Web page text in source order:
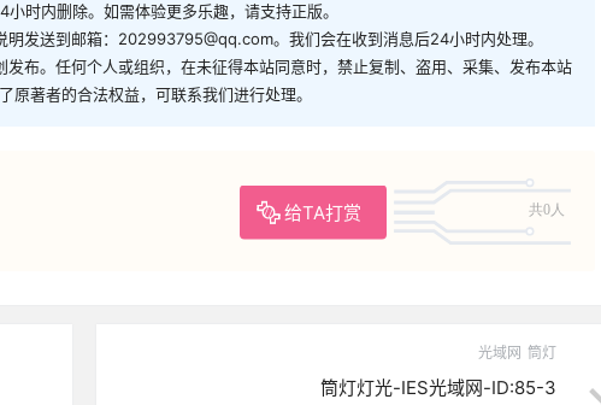
时内删除。如需体验更多乐趣，请支持正版。
发送到邮箱：202993795@qq.com。我们会在收到消息后24小时内处理。
布。任何个人或组织，在未征得本站同意时，禁止复制、盗用、采集、发布本站
著者的合法权益，可联系我们进行处理。
给TA打赏 共0人
光域网 筒灯
筒灯灯光-IES光域网-ID:85-3